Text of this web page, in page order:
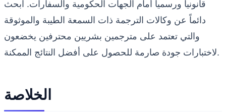
قانونياً ورسمياً أمام الجهات الحكومية والسفارات. ابحث
دائماً عن وكالات الترجمة ذات السمعة الطيبة والموثوقة
والتي تعتمد على مترجمين بشريين محترفين يخضعون
لاختبارات جودة صارمة للحصول على أفضل النتائج الممكنة.
الخلاصة